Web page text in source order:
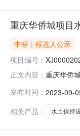
重庆华侨城项目
中标｜候选人公示
项目编号：
正文内容： 重庆华侨
备案】中
式：联系
发布时间： 2023-09-
相关产品：
水土保持